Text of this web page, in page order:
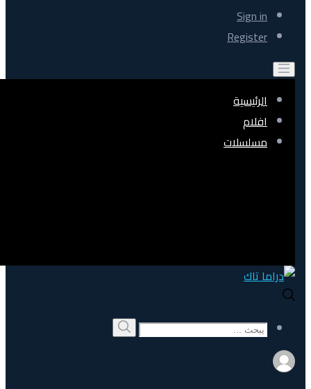
Sign in
Register
الرئيسية
افلام
مسلسلات
Search
بحث